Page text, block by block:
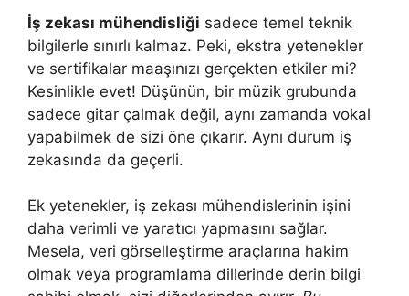
İş zekası mühendisliği sadece temel teknik
bilgilerle sınırlı kalmaz. Peki, ekstra yetenekler
ve sertifikalar maaşınızı gerçekten etkiler mi?
Kesinlikle evet! Düşünün, bir müzik grubunda
sadece gitar çalmak değil, aynı zamanda vokal
yapabilmek de sizi öne çıkarır. Aynı durum iş
zekasında da geçerli.
Ek yetenekler, iş zekası mühendislerinin işini
daha verimli ve yaratıcı yapmasını sağlar.
Mesela, veri görselleştirme araçlarına hakim
olmak veya programlama dillerinde derin bilgi